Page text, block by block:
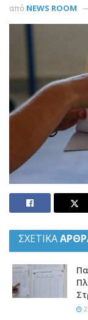
από NEWS ROOM
ΣΧΕΤΙΚΑ